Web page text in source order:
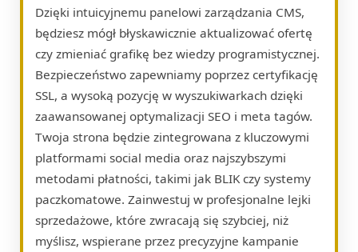
Dzięki intuicyjnemu panelowi zarządzania CMS,
będziesz mógł błyskawicznie aktualizować ofertę
czy zmieniać grafikę bez wiedzy programistycznej.
Bezpieczeństwo zapewniamy poprzez certyfikację
SSL, a wysoką pozycję w wyszukiwarkach dzięki
zaawansowanej optymalizacji SEO i meta tagów.
Twoja strona będzie zintegrowana z kluczowymi
platformami social media oraz najszybszymi
metodami płatności, takimi jak BLIK czy systemy
paczkomatowe. Zainwestuj w profesjonalne lejki
sprzedażowe, które zwracają się szybciej, niż
myślisz, wspierane przez precyzyjne kampanie